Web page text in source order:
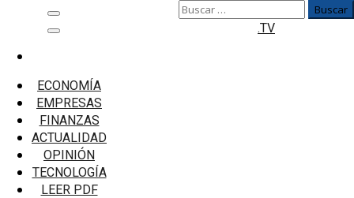
Menú
principal
ECONOMÍA
EMPRESAS
FINANZAS
ACTUALIDAD
OPINIÓN
TECNOLOGÍA
LEER PDF
Buscar:
.TV
Cálidda
CrediCálidda ha otorgado financiamiento por US$125
millones a más de 260 mil familias